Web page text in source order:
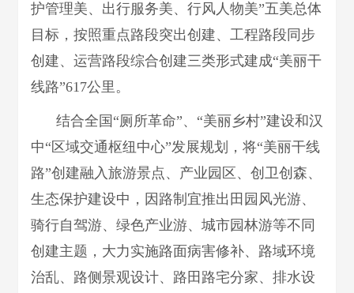
护管理美、出行服务美、行风人物美”五美总体
目标，按照重点路段突出创建、工程路段同步
创建、运营路段综合创建三类形式建成“美丽干
线路”617公里。
结合全国“厕所革命”、“美丽乡村”建设和汉
中“区域交通枢纽中心”发展规划，将“美丽干线
路”创建融入旅游景点、产业园区、创卫创森、
生态保护建设中，因路制宜推出田园风光游、
骑行自驾游、绿色产业游、城市园林游等不同
创建主题，大力实施路面病害修补、路域环境
治乱、路侧景观设计、路田路宅分家、排水设